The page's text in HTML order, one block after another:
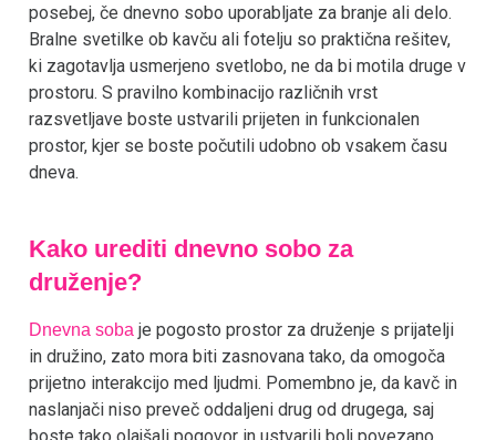
posebej, če dnevno sobo uporabljate za branje ali delo.
Bralne svetilke ob kavču ali fotelju so praktična rešitev,
ki zagotavlja usmerjeno svetlobo, ne da bi motila druge v
prostoru. S pravilno kombinacijo različnih vrst
razsvetljave boste ustvarili prijeten in funkcionalen
prostor, kjer se boste počutili udobno ob vsakem času
dneva.
Kako urediti dnevno sobo za
druženje?
Dnevna soba je pogosto prostor za druženje s prijatelji
in družino, zato mora biti zasnovana tako, da omogoča
prijetno interakcijo med ljudmi. Pomembno je, da kavč in
naslanjači niso preveč oddaljeni drug od drugega, saj